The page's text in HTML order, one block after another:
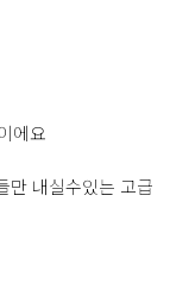
에요
만 내실수있는 고급